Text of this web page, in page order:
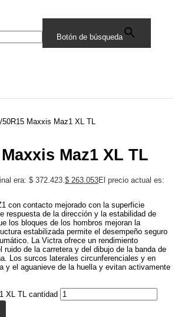
Botón de búsqueda
50R15 Maxxis Maz1 XL TL
Maz1 XL TL
era: $ 372.423. $ 263.053El precio actual es:
con contacto mejorado con la superficie
respuesta de la dirección y la estabilidad de
los bloques de los hombros mejoran la
estabilizada permite el desempeño seguro
La Victra ofrece un rendimiento
ruido de la carretera y del dibujo de la banda de
Los surcos laterales circunferenciales y en
y el aguanieve de la huella y evitan activamente
XL TL cantidad